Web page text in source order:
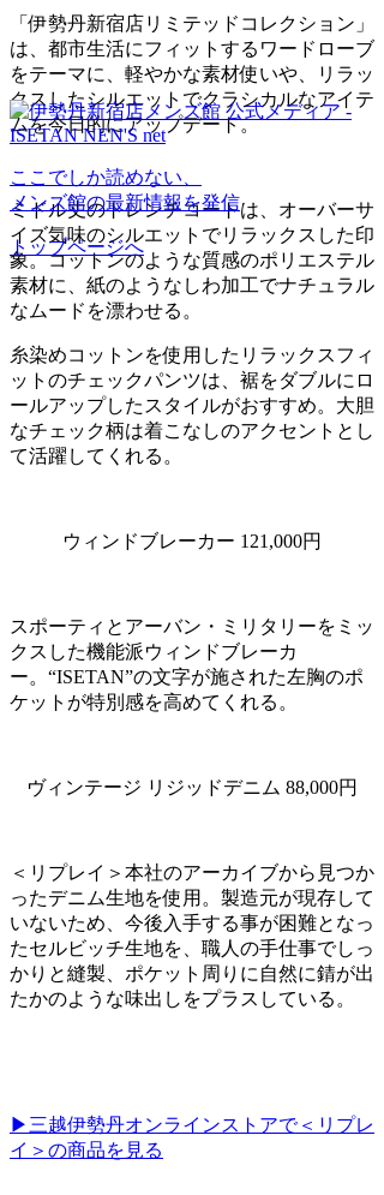
「伊勢丹新宿店リミテッドコレクション」
は、都市生活にフィットするワードローブ
をテーマに、軽やかな素材使いや、リラッ
クスしたシルエットでクラシカルなアイテ
ムを今日的にアップデート。
ミドル丈のトレンチコートは、オーバーサ
イズ気味のシルエットでリラックスした印
象。コットンのような質感のポリエステル
素材に、紙のようなしわ加工でナチュラル
なムードを漂わせる。
糸染めコットンを使用したリラックスフィ
ットのチェックパンツは、裾をダブルにロ
ールアップしたスタイルがおすすめ。大胆
なチェック柄は着こなしのアクセントとし
て活躍してくれる。
ウィンドブレーカー 121,000円
スポーティとアーバン・ミリタリーをミッ
クスした機能派ウィンドブレーカ
ー。“ISETAN”の文字が施された左胸のポ
ケットが特別感を高めてくれる。
ヴィンテージ リジッドデニム 88,000円
＜リプレイ＞本社のアーカイブから見つか
ったデニム生地を使用。製造元が現存して
いないため、今後入手する事が困難となっ
たセルビッチ生地を、職人の手仕事でしっ
かりと縫製、ポケット周りに自然に錆が出
たかのような味出しをプラスしている。
▶三越伊勢丹オンラインストアで＜リプレ
イ＞の商品を見る
ここでしか読めない、
メンズ館の最新情報を発信
トップページへ